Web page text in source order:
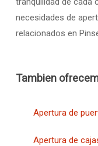
necesidades de
relacionados en
Tambien
Apertura de
Apertura de